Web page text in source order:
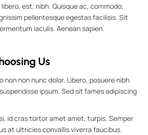
est, nibh. Quisque ac, commodo,
pellentesque egestas facilisis. Sit
iaculis. Aenean sapien.
Us
non non nunc dolor. Libero, posuere nibh
ipsum. Sed sit fames adipiscing
id cras tortor amet amet, turpis. Semper
at ultricies convallis viverra faucibus.